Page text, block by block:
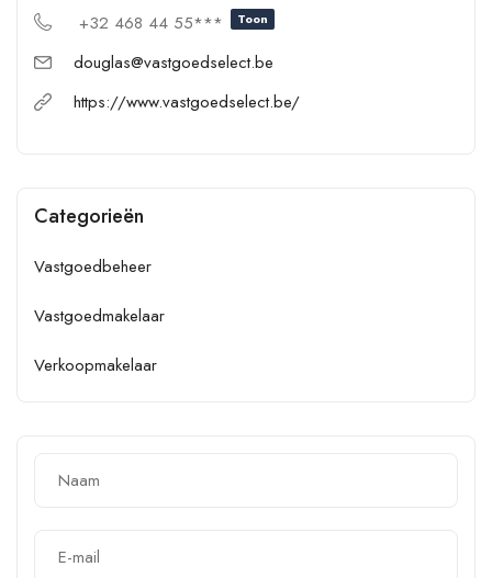
+32 468 44 55*** Toon
douglas@vastgoedselect.be
https://www.vastgoedselect.be/
Categorieën
Vastgoedbeheer
Vastgoedmakelaar
Verkoopmakelaar